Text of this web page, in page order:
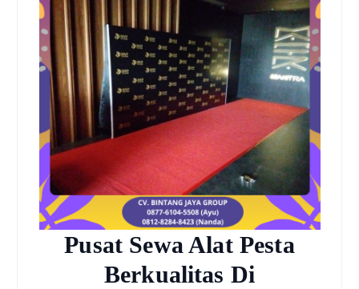
Pusat Sewa Alat Pesta
Berkualitas Di